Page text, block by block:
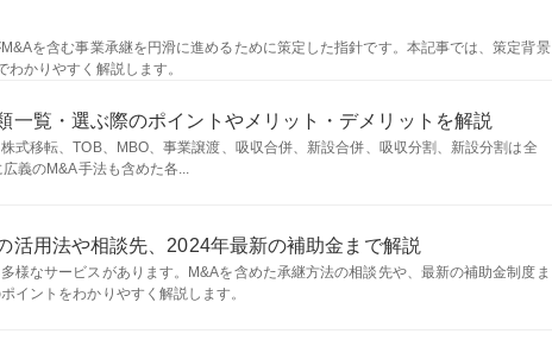
を含む事業承継を円滑に進めるために策定した指針です。本記事では、策定背景
かりやすく解説します。
一覧・選ぶ際のポイントやメリット・デメリットを解説
式移転、TOB、MBO、事業譲渡、吸収合併、新設合併、吸収分割、新設分割は全
義のM&A手法も含めた各...
活用法や相談先、2024年最新の補助金まで解説
様なサービスがあります。M&Aを含めた承継方法の相談先や、最新の補助金制度ま
イントをわかりやすく解説します。